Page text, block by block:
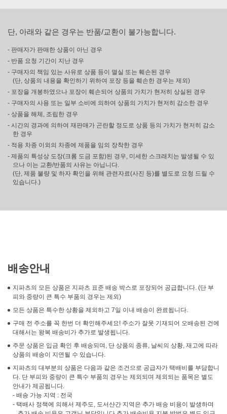
단, 아래와 같은 경우는 반품/교환이 불가능합니다.
- 판매자가 판매한 상품이 아닌 경우
- 반품 요청 기간이 지난 경우
- 구매자의 책임 있는 사유로 상품 등이 멸실 또는 훼손된 경우
(단, 상품의 내용을 확인하기 위하여 포장 등을 훼손한 경우는 제외)
- 포장을 개봉하였으나 포장이 훼손되어 상품의 가치가 현저히 상실된 경우
- 구매자의 사용 또는 일부 소비에 의하여 상품의 가치가 현저히 감소한 경우
- 상품을 해체, 조립한 경우
- 시간의 경과에 의하여 재판매가 곤란할 정도로 상품 등의 가치가 현저히 감소
한 경우
- 적용 차종 이외의 차종에 제품을 임의 장착한 경우
- 제품의 특성상 도장(크롬 도금 포함)된 경우, 미세한 스크래치는 발생될 수 있
으나 이는 교환/반품의 사유는 아닙니다.
(단, 제품 불량 및 하자 확인을 위해 관련자료(사진 등)를 별도로 요청 드릴 수
있습니다.)
배송안내
지파츠의 모든 상품은 지파츠 표준 배송 박스로 포장되어 공급합니다. (단 부
피와 중량이 큰 특수 부품의 경우는 제외)
모든 상품은 특수한 상황을 제외하고 7일 이내 배송이 완료됩니다.
구매 전 주소를 꼭 한번 더 확인해주세요! 주소가 잘못 기재되어 오배송된 건에
대해서는 왕복 배송비가 추가로 발생됩니다.
주문 상품은 입금 확인 후 배송되며, 단 상품의 종류, 날씨의 상황, 재고에 따라
상품의 배송이 지연될 수 있습니다.
지파츠의 대부분의 상품은 다음과 같은 조건으로 공급자가 택배비를 부담합니
다. 단 부피와 중량이 큰 특수 부품의 경우는 제외되며 제외되는 품목은 별도
안내가 제공됩니다.
- 배송 가능 지역 : 전국
- 택배사 정책에 의해서 제주도, 도서산간 지역은 추가 배송 비용이 발생하며